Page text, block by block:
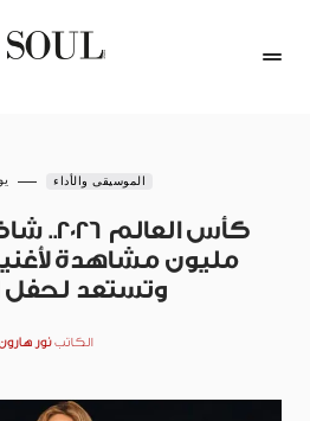
الموسيقى والأداء
وتستعد لحفل
الكاتب نور